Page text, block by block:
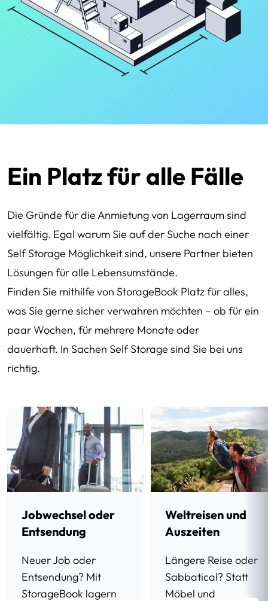
Ein Platz für alle Fälle
Die Gründe für die Anmietung von Lagerraum sind
vielfältig. Egal warum Sie auf der Suche nach einer
Self Storage Möglichkeit sind, unsere Partner bieten
Lösungen für alle Lebensumstände.
Finden Sie mithilfe von StorageBook Platz für alles,
was Sie gerne sicher verwahren möchten – ob für ein
paar Wochen, für mehrere Monate oder
dauerhaft. In Sachen Self Storage sind Sie bei uns
richtig.
Jobwechsel oder
Entsendung
Neuer Job oder
Entsendung? Mit
StorageBook lagern
Weltreisen und
Auszeiten
Längere Reise oder
Sabbatical? Statt
Möbel und